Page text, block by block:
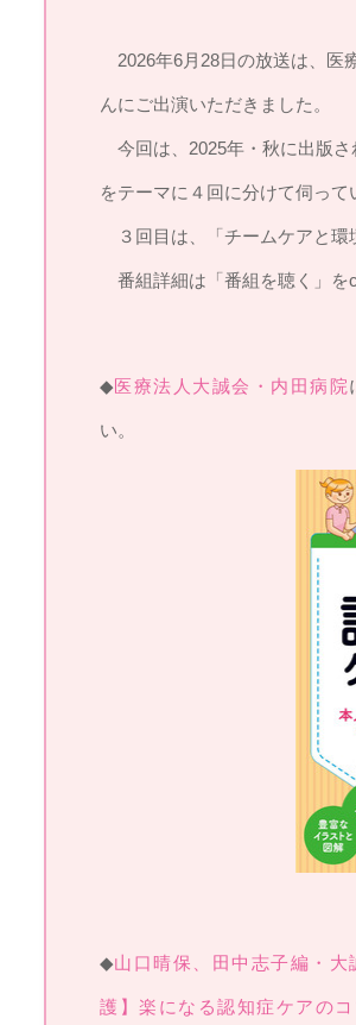
2026年6月28日の放送は、医
んにご出演いただきました。
今回は、2025年・秋に出版
をテーマに４回に分けて伺って
３回目は、「チームケアと環
番組詳細は「番組を聴く」を
◆医療法人大誠会・内田病院
い。
◆山口晴保、田中志子編・
護】楽になる認知症ケアのコ